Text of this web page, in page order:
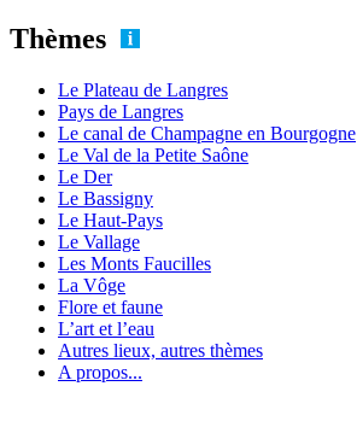
Thèmes
Le Plateau de Langres
Pays de Langres
Le canal de Champagne en Bourgogne
Le Val de la Petite Saône
Le Der
Le Bassigny
Le Haut-Pays
Le Vallage
Les Monts Faucilles
La Vôge
Flore et faune
L’art et l’eau
Autres lieux, autres thèmes
A propos...